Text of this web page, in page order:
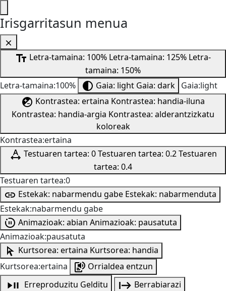
Irisgarritasun menua
Letra-tamaina: 100% Letra-tamaina: 125% Letra-
tamaina: 150%
Letra-tamaina:100%
Gaia: light Gaia: dark Gaia:light
Kontrastea: ertaina Kontrastea: handia-iluna
Kontrastea: handia-argia Kontrastea: alderantzizkatu
koloreak
Kontrastea:ertaina
Testuaren tartea: 0 Testuaren tartea: 0.2 Testuaren
tartea: 0.4
Testuaren tartea:0
Estekak: nabarmendu gabe Estekak: nabarmenduta
Estekak:nabarmendu gabe
Animazioak: abian Animazioak: pausatuta
Animazioak:pausatuta
Kurtsorea: ertaina Kurtsorea: handia
Kurtsorea:ertaina
Orrialdea entzun
Erreproduzitu Gelditu
Berrabiarazi